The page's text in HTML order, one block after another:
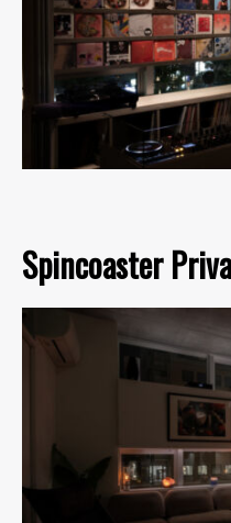
Spincoaster